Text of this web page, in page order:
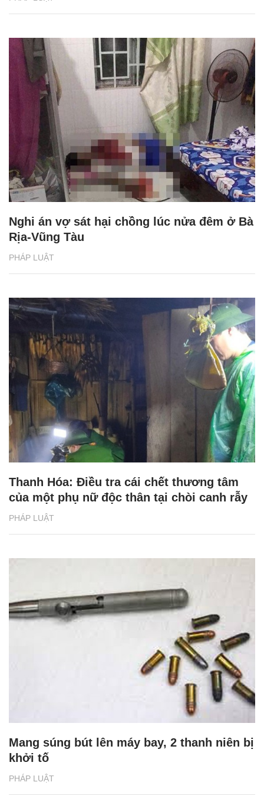
PHÁP LUẬT
Nghi án vợ sát hại chồng lúc nửa đêm ở Bà
Rịa-Vũng Tàu
PHÁP LUẬT
Thanh Hóa: Điều tra cái chết thương tâm
của một phụ nữ độc thân tại chòi canh rẫy
PHÁP LUẬT
Mang súng bút lên máy bay, 2 thanh niên bị
khởi tố